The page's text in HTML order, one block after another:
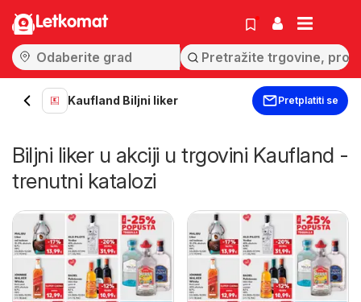
Letkomat
Kaufland Biljni liker Pretplatiti se
Biljni liker u akciji u trgovini Kaufland -
trenutni katalozi